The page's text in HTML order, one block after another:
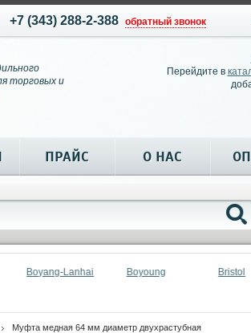
+7 (343) 288-2-388 обратный звонок
торговых и
Перейдите в
ПРАЙС О НАС
Boyang-Lanhai Boyoung Bristol
Муфта медная 64 мм диаметр двухрастубная